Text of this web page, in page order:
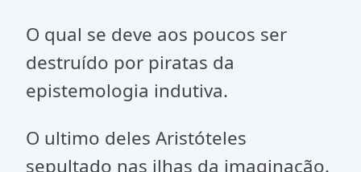
O qual se deve aos poucos ser
destruído por piratas da
epistemologia indutiva.
O ultimo deles Aristóteles
sepultado nas ilhas da imaginação.